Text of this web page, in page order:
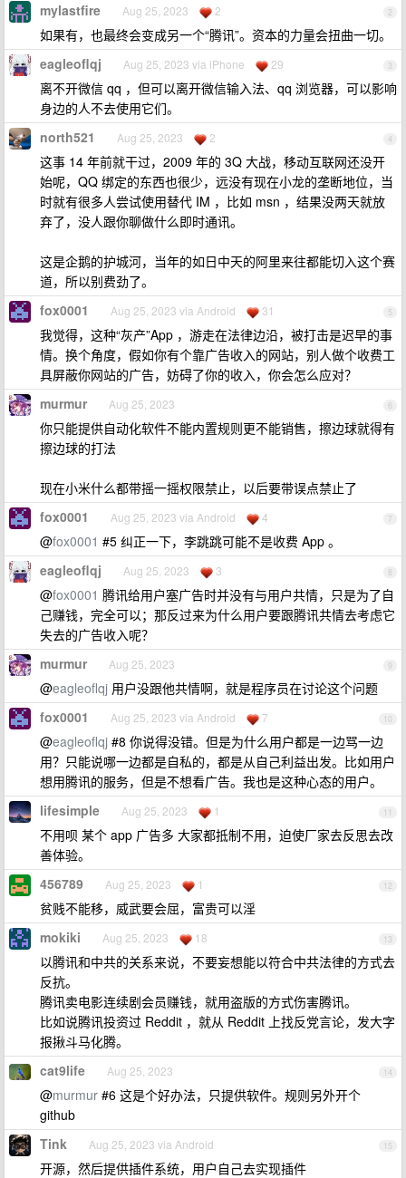
2
mylastfire Aug 25, 2023 2
如果有，也最终会变成另一个“腾讯”。资本的力量会扭曲一切。
3
eagleoflqj Aug 25, 2023 via iPhone 29
离不开微信 qq ，但可以离开微信输入法、qq 浏览器，可以影响
身边的人不去使用它们。
4
north521 Aug 25, 2023 2
这事 14 年前就干过，2009 年的 3Q 大战，移动互联网还没开
始呢，QQ 绑定的东西也很少，远没有现在小龙的垄断地位，当
时就有很多人尝试使用替代 IM ，比如 msn ，结果没两天就放
弃了，没人跟你聊做什么即时通讯。
这是企鹅的护城河，当年的如日中天的阿里来往都能切入这个赛
道，所以别费劲了。
5
fox0001 Aug 25, 2023 via Android 31
我觉得，这种“灰产”App ，游走在法律边沿，被打击是迟早的事
情。换个角度，假如你有个靠广告收入的网站，别人做个收费工
具屏蔽你网站的广告，妨碍了你的收入，你会怎么应对？
6
murmur Aug 25, 2023
你只能提供自动化软件不能内置规则更不能销售，擦边球就得有
擦边球的打法
现在小米什么都带摇一摇权限禁止，以后要带误点禁止了
7
fox0001 Aug 25, 2023 via Android 4
@fox0001 #5 纠正一下，李跳跳可能不是收费 App 。
8
eagleoflqj Aug 25, 2023 3
@fox0001 腾讯给用户塞广告时并没有与用户共情，只是为了自
己赚钱，完全可以；那反过来为什么用户要跟腾讯共情去考虑它
失去的广告收入呢？
9
murmur Aug 25, 2023
@eagleoflqj 用户没跟他共情啊，就是程序员在讨论这个问题
10
fox0001 Aug 25, 2023 via Android 7
@eagleoflqj #8 你说得没错。但是为什么用户都是一边骂一边
用？只能说哪一边都是自私的，都是从自己利益出发。比如用户
想用腾讯的服务，但是不想看广告。我也是这种心态的用户。
11
lifesimple Aug 25, 2023 1
不用呗 某个 app 广告多 大家都抵制不用，迫使厂家去反思去改
善体验。
12
456789 Aug 25, 2023 1
贫贱不能移，威武要会屈，富贵可以淫
13
mokiki Aug 25, 2023 18
以腾讯和中共的关系来说，不要妄想能以符合中共法律的方式去
反抗。
腾讯卖电影连续剧会员赚钱，就用盗版的方式伤害腾讯。
比如说腾讯投资过 Reddit ，就从 Reddit 上找反党言论，发大字
报揪斗马化腾。
14
cat9life Aug 25, 2023
@murmur #6 这是个好办法，只提供软件。规则另外开个
github
15
Tink Aug 25, 2023 via Android
开源，然后提供插件系统，用户自己去实现插件